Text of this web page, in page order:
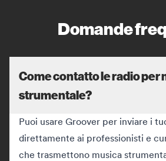
Domande
Come contatto le radio per
strumentale?
Puoi usare Groover per inviare i
direttamente ai professionisti e
che trasmettono musica